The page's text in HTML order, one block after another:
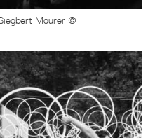
Maurer ©